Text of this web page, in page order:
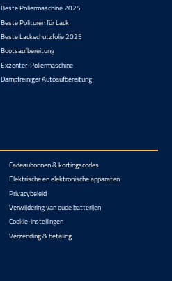
Beste Poliermaschine 2025
Beste Polituren für Lack
Beste Lackschutzfolie 2025
Bootsaufbereitung
Exzenter-Poliermaschine
Dampfreiniger Autoaufbereitung
Cadeaubonnen & kortingscodes
Elektrische en elektronische apparaten
Privacybeleid
Verwijdering van oude batterijen
Cookie-instellingen
Verzending & betaling